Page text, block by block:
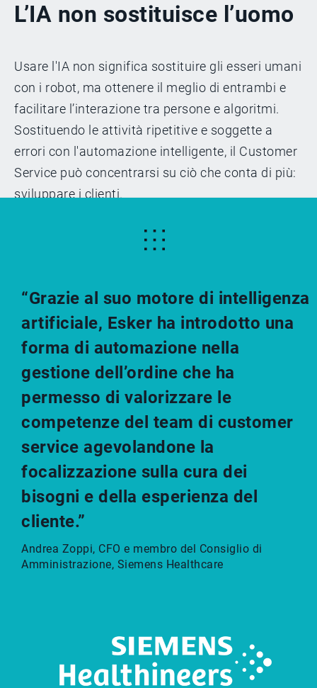
L’IA non sostituisce l’uomo
Usare l'IA non significa sostituire gli esseri umani
con i robot, ma ottenere il meglio di entrambi e
facilitare l’interazione tra persone e algoritmi.
Sostituendo le attività ripetitive e soggette a
errori con l'automazione intelligente, il Customer
Service può concentrarsi su ciò che conta di più:
sviluppare i clienti.
“Grazie al suo motore di intelligenza
artificiale, Esker ha introdotto una
forma di automazione nella
gestione dell’ordine che ha
permesso di valorizzare le
competenze del team di customer
service agevolandone la
focalizzazione sulla cura dei
bisogni e della esperienza del
cliente.”
Andrea Zoppi, CFO e membro del Consiglio di
Amministrazione, Siemens Healthcare